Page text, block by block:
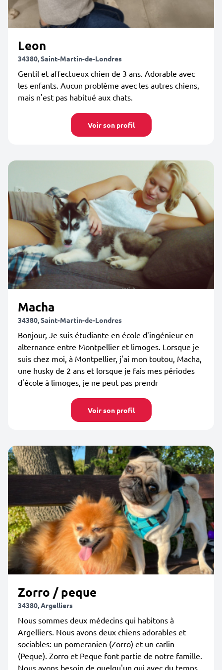
Leon
34380, Saint-Martin-de-Londres
Gentil et affectueux chien de 3 ans. Adorable avec
les enfants. Aucun problème avec les autres chiens,
mais n'est pas habitué aux chats.
Voir son profil
Macha
34380, Saint-Martin-de-Londres
Bonjour, Je suis étudiante en école d'ingénieur en
alternance entre Montpellier et limoges. Lorsque je
suis chez moi, à Montpellier, j'ai mon toutou, Macha,
une husky de 2 ans et lorsque je fais mes périodes
d'école à limoges, je ne peut pas prendr
Voir son profil
Zorro / peque
34380, Argelliers
Nous sommes deux médecins qui habitons à
Argelliers. Nous avons deux chiens adorables et
sociables: un pomeranien (Zorro) et un carlin
(Peque). Zorro et Peque font partie de notre famille.
Nous avons besoin de quelqu'un qui avec du temps